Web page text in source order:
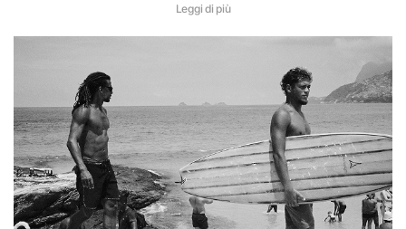
Leggi di più